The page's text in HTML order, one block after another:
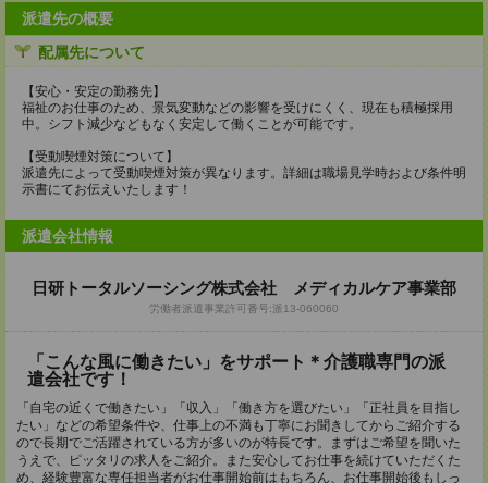
派遣先の概要
配属先について
【安心・安定の勤務先】
福祉のお仕事のため、景気変動などの影響を受けにくく、現在も積極採用
中。シフト減少などもなく安定して働くことが可能です。
【受動喫煙対策について】
派遣先によって受動喫煙対策が異なります。詳細は職場見学時および条件明
示書にてお伝えいたします！
派遣会社情報
日研トータルソーシング株式会社 メディカルケア事業部
労働者派遣事業許可番号:派13-060060
「こんな風に働きたい」をサポート＊介護職専門の派
遣会社です！
「自宅の近くで働きたい」「収入」「働き方を選びたい」「正社員を目指し
たい」などの希望条件や、仕事上の不満も丁寧にお聞きしてからご紹介する
ので長期でご活躍されている方が多いのが特長です。まずはご希望を聞いた
うえで、ピッタリの求人をご紹介。また安心してお仕事を続けていただくた
め、経験豊富な専任担当者がお仕事開始前はもちろん、お仕事開始後もしっ